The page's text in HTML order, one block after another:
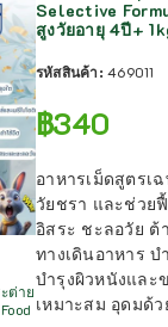
ต่าย
Selective
สูงวัยอายุ 4ปี+
รหัสสินค้า:469011
฿340
อาหารเม็ดสูตรเ
วัยชรา และช่วย
อิสระ ชะลอวัย ต้
ทางเดินอาหาร บ
บำรุงผิวหนังและ
เหมาะสม อุดมด้